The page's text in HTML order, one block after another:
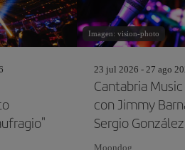
Imagen: vision-photo
23 jul 2026 - 27 ago
Cantabria
con Jimmy
Sergio González
Moondog